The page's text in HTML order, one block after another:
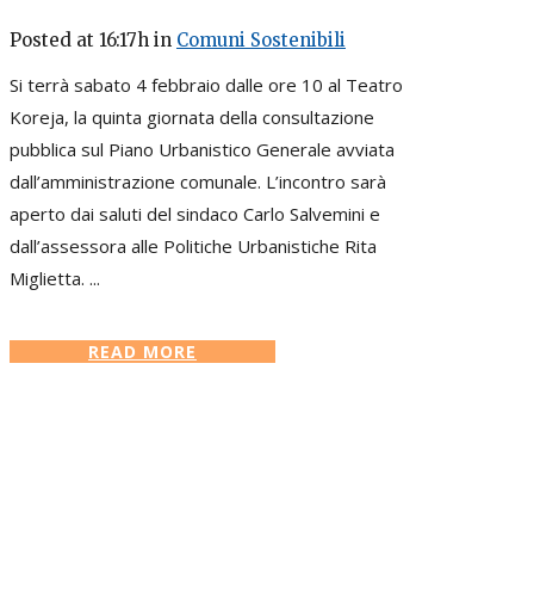
Posted at 16:17h in Comuni Sostenibili
Si terrà sabato 4 febbraio dalle ore 10 al Teatro
Koreja, la quinta giornata della consultazione
pubblica sul Piano Urbanistico Generale avviata
dall’amministrazione comunale. L’incontro sarà
aperto dai saluti del sindaco Carlo Salvemini e
dall’assessora alle Politiche Urbanistiche Rita
Miglietta. ...
READ MORE